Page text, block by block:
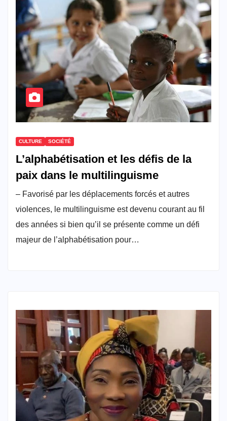
CULTURE SOCIÉTÉ
L’alphabétisation et les défis de la
paix dans le multilinguisme
– Favorisé par les déplacements forcés et autres
violences, le multilinguisme est devenu courant au fil
des années si bien qu’il se présente comme un défi
majeur de l’alphabétisation pour…